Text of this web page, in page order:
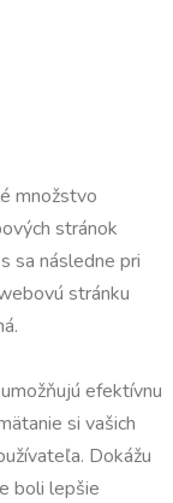
množstvo
stránok
sa následne pri
stránku
efektívnu
si vašich
Dokážu
boli lepšie